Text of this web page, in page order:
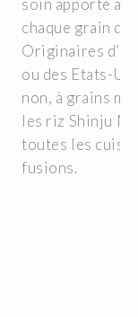
soin apporté à
chaque grain de
Originaires
ou des Etats-
non, à grains
les riz Shinju
toutes les
fusions.